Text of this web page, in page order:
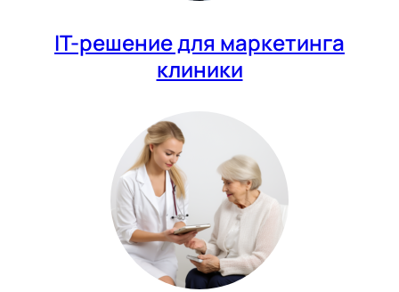
IT-решение для маркетинга
клиники